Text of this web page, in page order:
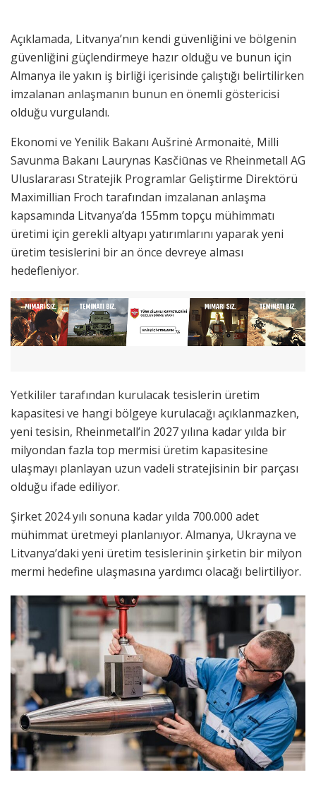
Açıklamada, Litvanya’nın kendi güvenliğini ve bölgenin
güvenliğini güçlendirmeye hazır olduğu ve bunun için
Almanya ile yakın iş birliği içerisinde çalıştığı belirtilirken
imzalanan anlaşmanın bunun en önemli göstericisi
olduğu vurgulandı.
Ekonomi ve Yenilik Bakanı Aušrinė Armonaitė, Milli
Savunma Bakanı Laurynas Kasčiūnas ve Rheinmetall AG
Uluslararası Stratejik Programlar Geliştirme Direktörü
Maximillian Froch tarafından imzalanan anlaşma
kapsamında Litvanya’da 155mm topçu mühimmatı
üretimi için gerekli altyapı yatırımlarını yaparak yeni
üretim tesislerini bir an önce devreye alması
hedefleniyor.
Yetkililer tarafından kurulacak tesislerin üretim
kapasitesi ve hangi bölgeye kurulacağı açıklanmazken,
yeni tesisin, Rheinmetall’in 2027 yılına kadar yılda bir
milyondan fazla top mermisi üretim kapasitesine
ulaşmayı planlayan uzun vadeli stratejisinin bir parçası
olduğu ifade ediliyor.
Şirket 2024 yılı sonuna kadar yılda 700.000 adet
mühimmat üretmeyi planlanıyor. Almanya, Ukrayna ve
Litvanya’daki yeni üretim tesislerinin şirketin bir milyon
mermi hedefine ulaşmasına yardımcı olacağı belirtiliyor.